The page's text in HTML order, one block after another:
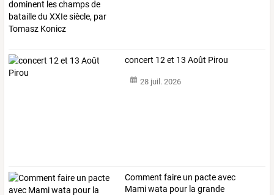
concert 12 et 13 Août Pirou
28 juil. 2026
Comment faire un pacteavec
Mamiwata pour la grande